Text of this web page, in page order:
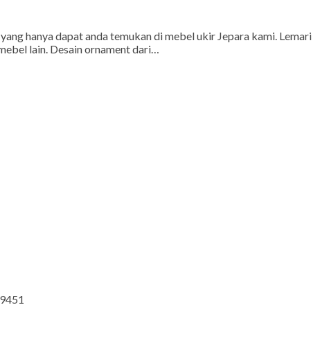
hanya dapat anda temukan di mebel ukir Jepara kami. Lemari
lain. Desain ornament dari…